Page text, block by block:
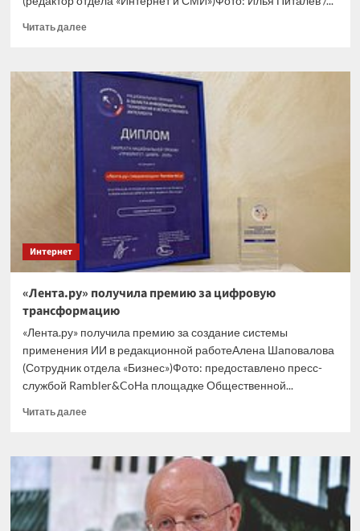
Читать далееПрочитать
Гоблин
обратился
несовершеннолетним
россиянам
«вы
дебилов
Интернет
«Лента.ру» получила премию за цифровую
трансформацию
«Лента.ру» получила премию за создание системы
применения ИИ в редакционной работеАлена Шаповалова
(Сотрудник отдела «‎Бизнес»)Фото: предоставлено пресс-
службой Rambler&CoНа площадке Общественной...
Читать далееПрочитать
«Лента.ру»
получила
цифровую